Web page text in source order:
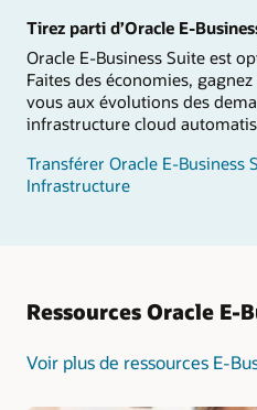
Tirez parti d’Oracle E-
Oracle E-Business Suite est
Faites des économies,
vous aux évolutions des
infrastructure cloud
Transférer Oracle E-Business
Infrastructure
Ressources Oracle E-
Voir plus de ressources E-